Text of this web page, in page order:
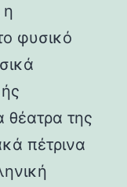
η
φυσικό
θέατρα της
πέτρινα